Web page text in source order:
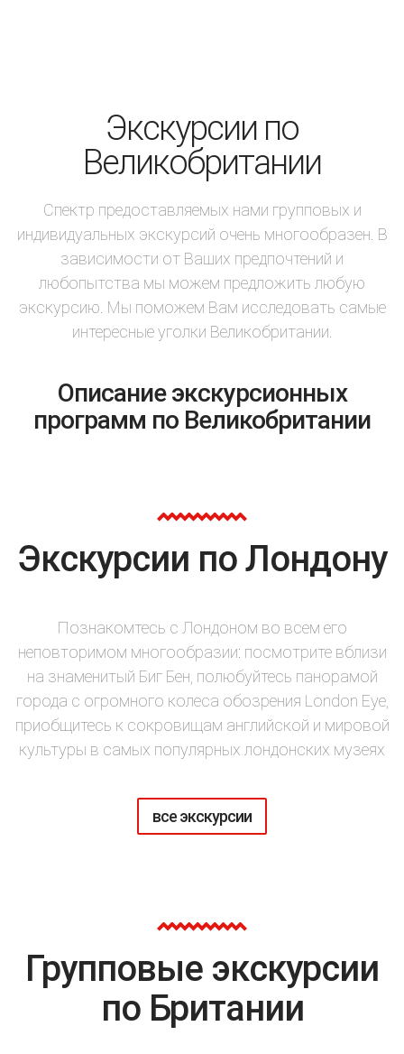
Экскурсии по
Великобритании
Спектр предоставляемых нами групповых и
индивидуальных экскурсий очень многообразен. В
зависимости от Ваших предпочтений и
любопытства мы можем предложить любую
экскурсию. Мы поможем Вам исследовать самые
интересные уголки Великобритании.
Описание экскурсионных
программ по Великобритании
Экскурсии по Лондону
Познакомтесь с Лондоном во всем его
неповторимом многообразии: посмотрите вблизи
на знаменитый Биг Бен, полюбуйтесь панорамой
города с огромного колеса обозрения London Eye,
приобщитесь к сокровищам английской и мировой
культуры в самых популярных лондонских музеях
все экскурсии
Групповые экскурсии
по Британии